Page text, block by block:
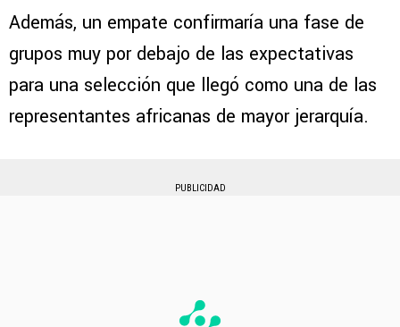
Además, un empate confirmaría una fase de
grupos muy por debajo de las expectativas
para una selección que llegó como una de las
representantes africanas de mayor jerarquía.
PUBLICIDAD